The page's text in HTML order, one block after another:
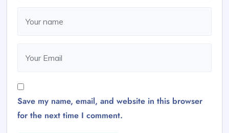
Save my name, email, and website in this browser
for the next time I comment.